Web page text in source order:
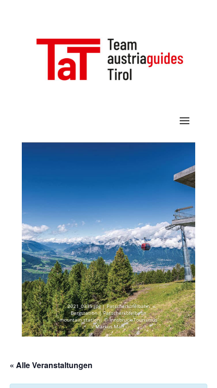
2021_0335.jpg | Patscherkofelbahn
Bergstation | Patscherkofelbahn
mountain station| © Innsbruck Tourismus
/ Markus Mair
« Alle Veranstaltungen